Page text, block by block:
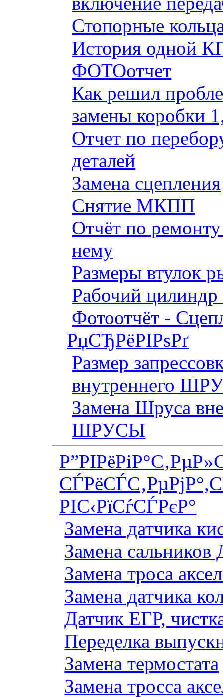
Стопорные
История одной
ФОТОотчет
Как решил
замены коробки
Отчет по
деталей
Замена сцепления
Снятие МКПП
Отчёт по
нему
Размеры втулок
Рабочий цилиндр
Фотоотчёт -
РџСЂРёРІРѕРґ
Размер
внутреннего
Замена Шруса
ШРУСЫ
РІС‹РїСѓСЃРєР°
Замена датчика
Замена сальников
Замена троса
Замена датчика
Датчик ЕГР,
Переделка
Замена термостата
Замена тросса